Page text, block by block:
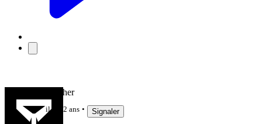
Martinetfather
il y a 2 ans Signaler